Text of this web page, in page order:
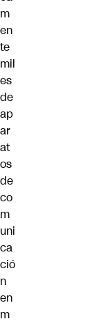
m
en
te
mil
es
de
ap
ar
at
os
de
co
m
uni
ca
ció
n
en
m